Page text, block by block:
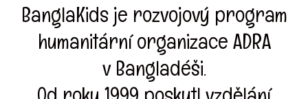
BanglaKids je rozvojový program
humanitární organizace ADRA
v Bangladéši.